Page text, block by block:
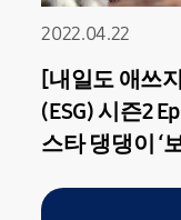
2022.04.22
[내일도 애쓰지
(ESG) 시즌2
스타 댕댕이 ‘
숲속 공장에 나